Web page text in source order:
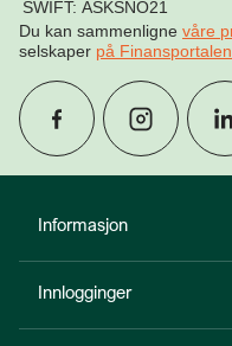
Informasjon
Innlogginger
SWIFT: ASKSNO21
Du kan sammenligne våre
selskaper på Finansportalen